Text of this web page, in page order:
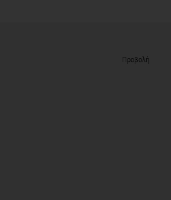
Προβολή